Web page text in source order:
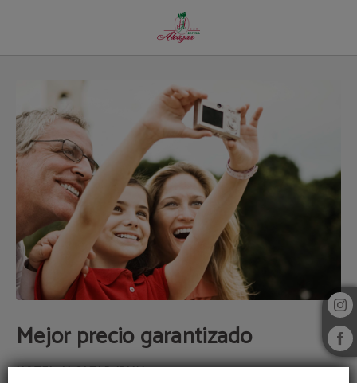
Mejor precio garantizado